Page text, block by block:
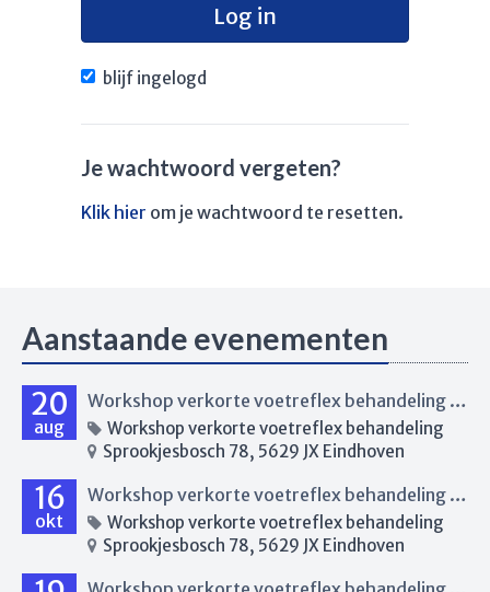
Log in
blijf ingelogd
Je wachtwoord vergeten?
Klik hier om je wachtwoord te resetten.
Aanstaande evenementen
20
aug
Workshop verkorte voetreflex behandeling Eindhoven
Workshop verkorte voetreflex behandeling
Sprookjesbosch 78, 5629 JX Eindhoven
16
okt
Workshop verkorte voetreflex behandeling Eindhoven
Workshop verkorte voetreflex behandeling
Sprookjesbosch 78, 5629 JX Eindhoven